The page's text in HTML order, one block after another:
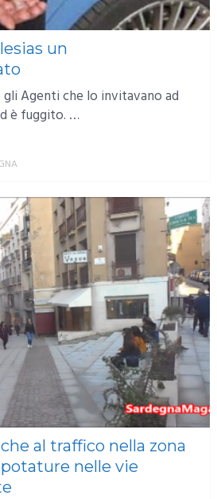
un
gli Agenti che lo invitavano ad
è fuggito. …
al traffico nella zona
nelle vie